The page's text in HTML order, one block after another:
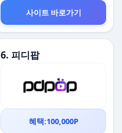
사이트 바로가기
6. 피디팝
혜택:100,000P